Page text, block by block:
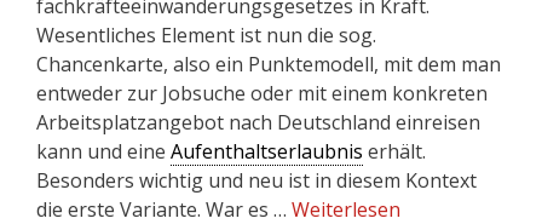
fachkräfteeinwanderungsgesetzes in Kraft.
Wesentliches Element ist nun die sog.
Chancenkarte, also ein Punktemodell, mit dem man
entweder zur Jobsuche oder mit einem konkreten
Arbeitsplatzangebot nach Deutschland einreisen
kann und eine Aufenthaltserlaubnis erhält.
Besonders wichtig und neu ist in diesem Kontext
die erste Variante. War es … Weiterlesen